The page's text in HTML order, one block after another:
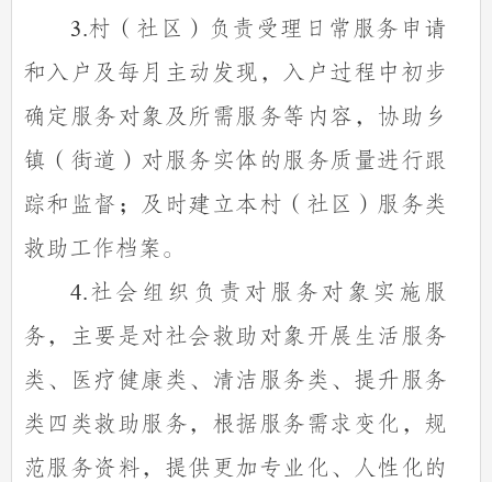
3.村（社区）负责受理日常服务申请
和入户及每月主动发现，入户过程中初步
确定服务对象及所需服务等内容，协助乡
镇（街道）对服务实体的服务质量进行跟
踪和监督；及时建立本村（社区）服务类
救助工作档案。
4.社会组织负责对服务对象实施服
务，主要是对社会救助对象开展生活服务
类、医疗健康类、清洁服务类、提升服务
类四类救助服务，根据服务需求变化，规
范服务资料，提供更加专业化、人性化的